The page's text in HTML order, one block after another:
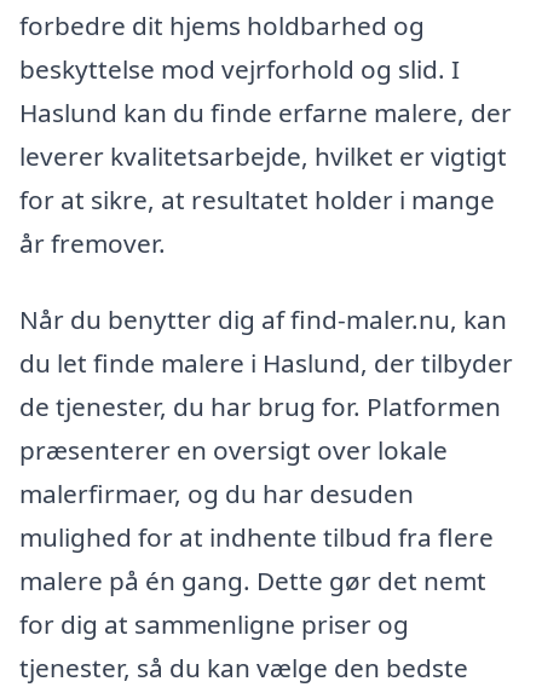
forbedre dit hjems holdbarhed og
beskyttelse mod vejrforhold og slid. I
Haslund kan du finde erfarne malere, der
leverer kvalitetsarbejde, hvilket er vigtigt
for at sikre, at resultatet holder i mange
år fremover.
Når du benytter dig af find-maler.nu, kan
du let finde malere i Haslund, der tilbyder
de tjenester, du har brug for. Platformen
præsenterer en oversigt over lokale
malerfirmaer, og du har desuden
mulighed for at indhente tilbud fra flere
malere på én gang. Dette gør det nemt
for dig at sammenligne priser og
tjenester, så du kan vælge den bedste